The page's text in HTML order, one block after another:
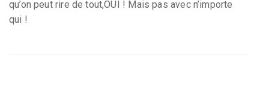
qu’on peut rire de tout,OUI ! Mais pas avec n’importe
qui !